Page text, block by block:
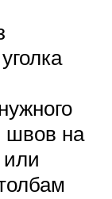
швов на
или